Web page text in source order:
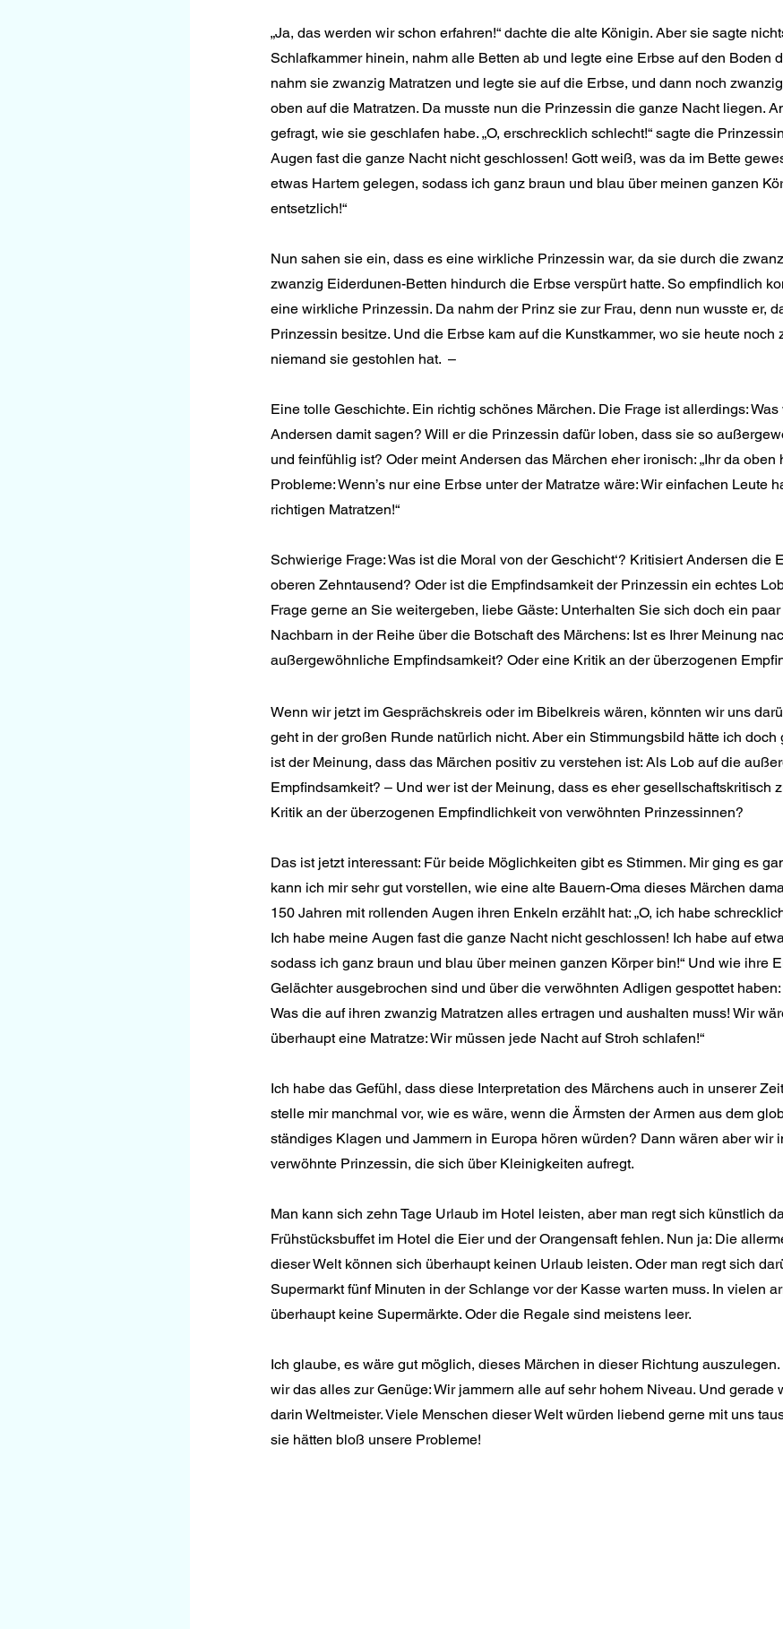
„Ja, das werden wir schon erfahren!“ dachte die alte Königin. Aber sie sagte
Schlafkammer hinein, nahm alle Betten ab und legte eine Erbse auf den Boden
nahm sie zwanzig Matratzen und legte sie auf die Erbse, und dann noch
oben auf die Matratzen. Da musste nun die Prinzessin die ganze Nacht liegen.
gefragt, wie sie geschlafen habe. „O, erschrecklich schlecht!“ sagte die
Augen fast die ganze Nacht nicht geschlossen! Gott weiß, was da im Bette
etwas Hartem gelegen, sodass ich ganz braun und blau über meinen ganzen
entsetzlich!“
Nun sahen sie ein, dass es eine wirkliche Prinzessin war, da sie durch die
zwanzig Eiderdunen-Betten hindurch die Erbse verspürt hatte. So empfindlich
eine wirkliche Prinzessin. Da nahm der Prinz sie zur Frau, denn nun wusste er,
Prinzessin besitze. Und die Erbse kam auf die Kunstkammer, wo sie heute noch
niemand sie gestohlen hat.  –
Eine tolle Geschichte. Ein richtig schönes Märchen. Die Frage ist allerdings:
Andersen damit sagen? Will er die Prinzessin dafür loben, dass sie so
und feinfühlig ist? Oder meint Andersen das Märchen eher ironisch: „Ihr da
Probleme: Wenn’s nur eine Erbse unter der Matratze wäre: Wir einfachen Leute
richtigen Matratzen!“
Schwierige Frage: Was ist die Moral von der Geschicht‘? Kriti­siert Andersen die
oberen Zehntausend? Oder ist die Empfindsamkeit der Prinzessin ein echtes
Frage gerne an Sie weitergeben, liebe Gäste: Unterhalten Sie sich doch ein
Nachbarn in der Reihe über die Botschaft des Märchens: Ist es Ihrer Meinung
außergewöhnliche Empfind­samkeit? Oder eine Kritik an der überzogenen
Wenn wir jetzt im Gesprächskreis oder im Bibelkreis wären, könnten wir uns
geht in der großen Runde natürlich nicht. Aber ein Stimmungsbild hätte ich doch
ist der Meinung, dass das Märchen positiv zu verstehen ist: Als Lob auf die
Empfindsamkeit? – Und wer ist der Meinung, dass es eher gesellschaftskritisch
Kritik an der überzogenen Empfindlichkeit von verwöhnten Prinzessinnen?
Das ist jetzt interessant: Für beide Möglichkeiten gibt es Stimmen. Mir ging es
kann ich mir sehr gut vorstellen, wie eine alte Bauern-Oma dieses Märchen
150 Jahren mit rollenden Augen ihren Enkeln erzählt hat: „O, ich habe
Ich habe meine Augen fast die ganze Nacht nicht geschlossen! Ich habe auf
sodass ich ganz braun und blau über meinen ganzen Körper bin!“ Und wie ihre
Gelächter ausgebrochen sind und über die verwöhnten Adligen gespottet
Was die auf ihren zwanzig Matratzen alles ertragen und aushalten muss! Wir
überhaupt eine Matratze: Wir müssen jede Nacht auf Stroh schlafen!“
Ich habe das Gefühl, dass diese Interpretation des Märchens auch in unserer
stelle mir manchmal vor, wie es wäre, wenn die Ärmsten der Armen aus dem
ständiges Klagen und Jammern in Europa hören würden? Dann wären aber wir
verwöhnte Prinzessin, die sich über Kleinigkeiten aufregt.
Man kann sich zehn Tage Urlaub im Hotel leisten, aber man regt sich künstlich
Frühstücksbuffet im Hotel die Eier und der Orangensaft fehlen. Nun ja: Die
dieser Welt können sich überhaupt keinen Urlaub leisten. Oder man regt sich
Supermarkt fünf Minuten in der Schlange vor der Kasse warten muss. In vielen
überhaupt keine Supermärkte. Oder die Regale sind meistens leer.
Ich glaube, es wäre gut möglich, dieses Märchen in dieser Richtung
wir das alles zur Genüge: Wir jammern alle auf sehr hohem Niveau. Und gerade
darin Weltmeister. Viele Menschen dieser Welt würden liebend gerne mit uns
sie hätten bloß unsere Probleme!